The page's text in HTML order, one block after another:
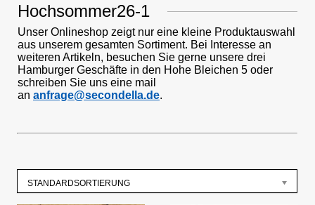
Hochsommer26-1
Unser Onlineshop zeigt nur eine kleine Produktauswahl
aus unserem gesamten Sortiment. Bei Interesse an
weiteren Artikeln, besuchen Sie gerne unsere drei
Hamburger Geschäfte in den Hohe Bleichen 5 oder
schreiben Sie uns eine mail
an anfrage@secondella.de.
STANDARDSORTIERUNG